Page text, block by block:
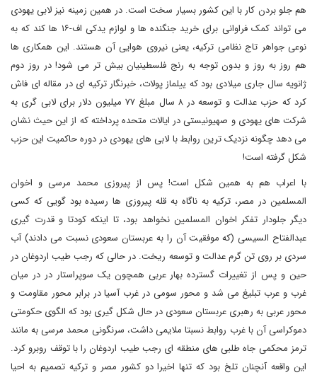
هم جلو بردن کار با این کشور بسیار سخت است. در همین زمینه نیز لابی یهودی
می تواند کمک فراوانی برای خرید جنگنده ها و لوازم یدکی اف-۱۶ ها کند که به
نوعی جواهر تاج نظامی ترکیه، یعنی نیروی هوایی آن هستند. این همکاری ها
هم روز به روز و بدون توجه به رنج فلسطینیان بیش تر می شود! در روز دوم
ژانویه سال جاری میلادی بود که ییلماز پولات، خبرنگار ترکیه ای در مقاله ای فاش
کرد که حزب عدالت و توسعه در ۸ سال مبلغ ۷۷ میلیون دلار برای لابی گری به
شرکت های یهودی و صهیونیستی در ایالات متحده پرداخته که از این حیث نشان
می دهد چگونه نزدیک ترین روابط با لابی های یهودی در دوره حاکمیت این حزب
شکل گرفته است!
با اعراب هم به همین شکل است! پس از پیروزی محمد مرسی و اخوان
المسلمین در مصر، ترکیه به ناگاه به قله پیروزی ها رسیده بود گویی که کسی
دیگر جلودار تفکر اخوان المسلمین نخواهد بود، تا اینکه کودتا و قدرت گیری
عبدالفتاح السیسی (که موفقیت آن را به عربستان سعودی نسبت می دادند) آب
سردی بر روی تن گرم عدالت و توسعه ریخت. در حالی که رجب طیب اردوغان در
حین و پس از تغییرات گسترده بهار عربی همچون یک سوپراستار در در میان
غرب و عرب تبلیغ می شد و محور سومی در غرب آسیا در برابر محور مقاومت و
محور عربی به رهبری عربستان سعودی در حال شکل گیری بود که الگوی حکومتی
دموکراسی آن با غرب روابط نسبتا ملایمی داشت، سرنگونی محمد مرسی به مانند
ترمز محکمی جاه طلبی های منطقه ای رجب طیب اردوغان را با توقف روبرو کرد.
این واقعه آنچنان تلخ بود که تنها اخیرا دو کشور مصر و ترکیه تصمیم به احیا